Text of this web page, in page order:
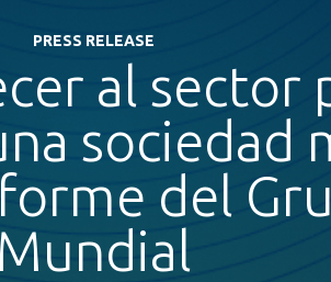
PRESS RELEASE
al sector
sociedad
del
Mundial